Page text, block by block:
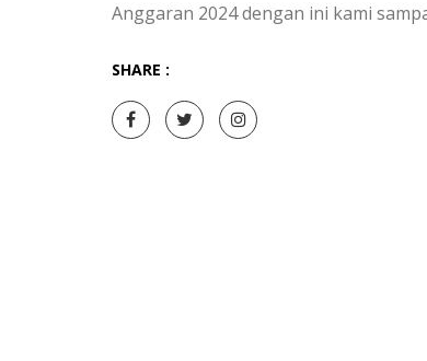
Anggaran 2024 dengan ini kami
SHARE :